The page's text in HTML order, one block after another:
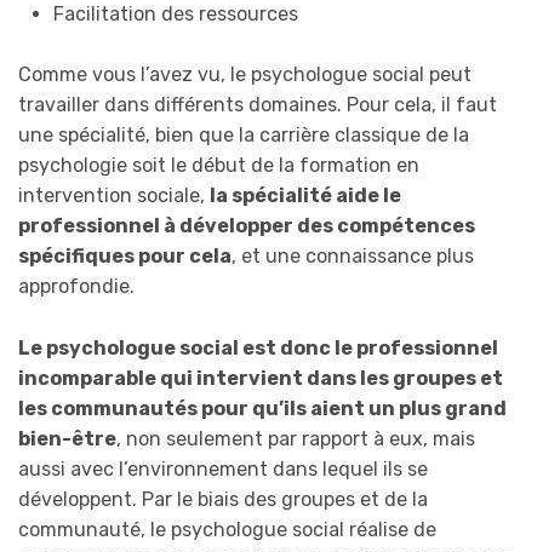
Facilitation des ressources
Comme vous l’avez vu, le psychologue social peut
travailler dans différents domaines. Pour cela, il faut
une spécialité, bien que la carrière classique de la
psychologie soit le début de la formation en
intervention sociale, la spécialité aide le
professionnel à développer des compétences
spécifiques pour cela, et une connaissance plus
approfondie.
Le psychologue social est donc le professionnel
incomparable qui intervient dans les groupes et
les communautés pour qu’ils aient un plus grand
bien-être, non seulement par rapport à eux, mais
aussi avec l’environnement dans lequel ils se
développent. Par le biais des groupes et de la
communauté, le psychologue social réalise de